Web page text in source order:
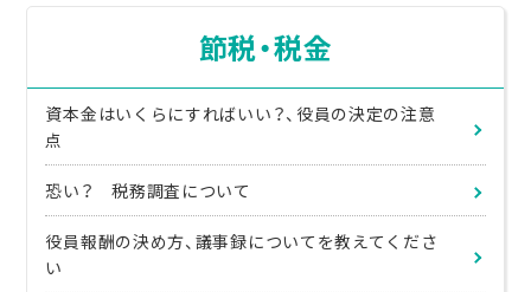
節税・税金
資本金はいくらにすればいい？、役員の決定の注意
点
恐い？ 税務調査について
役員報酬の決め方、議事録についてを教えてくださ
い